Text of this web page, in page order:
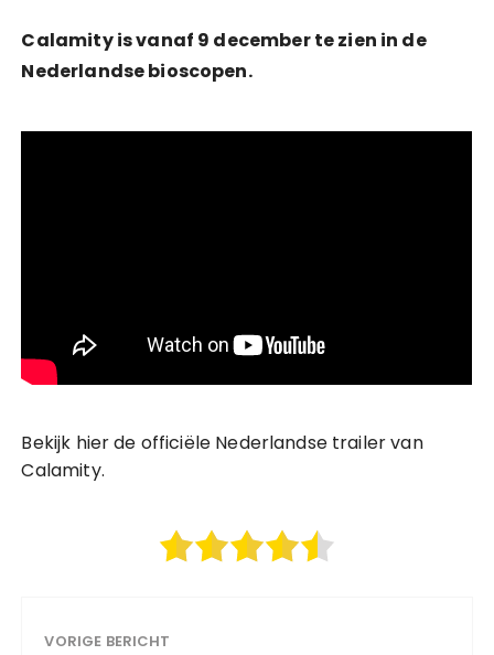
Calamity is vanaf 9 december te zien in de
Nederlandse bioscopen.
Bekijk hier de officiële Nederlandse trailer van
Calamity.
VORIGE BERICHT